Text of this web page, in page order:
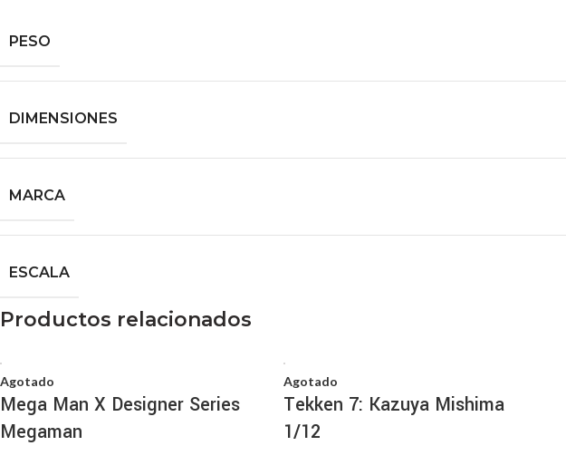
PESO
DIMENSIONES
MARCA
ESCALA
Productos relacionados
Agotado
Mega Man X Designer Series
Megaman
Agotado
Tekken 7: Kazuya Mishima
1/12